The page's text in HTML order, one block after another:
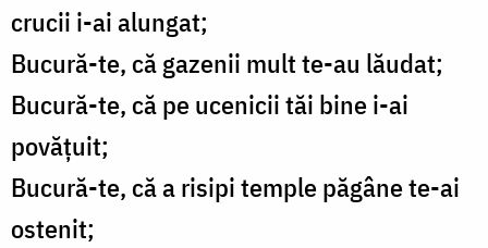
crucii i-ai alungat;
Bucură-te, că gazenii mult te-au lăudat;
Bucură-te, că pe ucenicii tăi bine i-ai
povățuit;
Bucură-te, că a risipi temple păgâne te-ai
ostenit;